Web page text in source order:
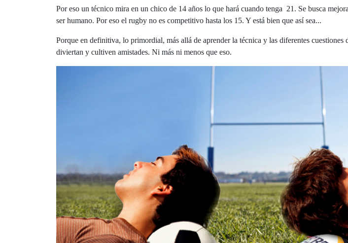
Por eso un técnico mira en un chico de 14 años lo que hará cuando tenga 21. Se busca
ser humano. Por eso el rugby no es competitivo hasta los 15. Y está bien que así sea...
Porque en definitiva, lo primordial, más allá de aprender la técnica y las diferentes cuestiones
diviertan y cultiven amistades. Ni más ni menos que eso.